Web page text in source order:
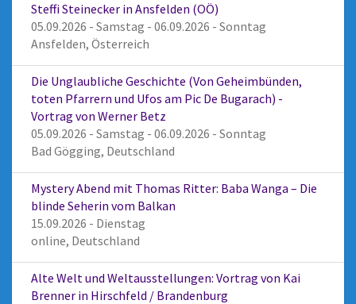
Steffi Steinecker in Ansfelden (OÖ)
05.09.2026 - Samstag - 06.09.2026 - Sonntag
Ansfelden, Österreich
Die Unglaubliche Geschichte (Von Geheimbünden,
toten Pfarrern und Ufos am Pic De Bugarach) -
Vortrag von Werner Betz
05.09.2026 - Samstag - 06.09.2026 - Sonntag
Bad Gögging, Deutschland
Mystery Abend mit Thomas Ritter: Baba Wanga – Die
blinde Seherin vom Balkan
15.09.2026 - Dienstag
online, Deutschland
Alte Welt und Weltausstellungen: Vortrag von Kai
Brenner in Hirschfeld / Brandenburg